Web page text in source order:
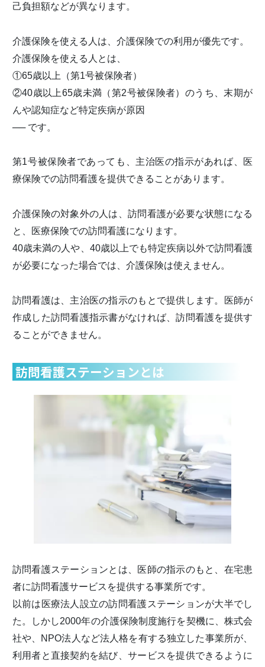
己負担額などが異なります。
介護保険を使える人は、介護保険での利用が優先です。
介護保険を使える人とは、
①65歳以上（第1号被保険者）
②40歳以上65歳未満（第2号被保険者）のうち、末期が
んや認知症など特定疾病が原因
── です。
第1号被保険者であっても、主治医の指示があれば、医
療保険での訪問看護を提供できることがあります。
介護保険の対象外の人は、訪問看護が必要な状態になる
と、医療保険での訪問看護になります。
40歳未満の人や、40歳以上でも特定疾病以外で訪問看護
が必要になった場合では、介護保険は使えません。
訪問看護は、主治医の指示のもとで提供します。医師が
作成した訪問看護指示書がなければ、訪問看護を提供す
ることができません。
訪問看護ステーションとは
訪問看護ステーションとは、医師の指示のもと、在宅患
者に訪問看護サービスを提供する事業所です。
以前は医療法人設立の訪問看護ステーションが大半でし
た。しかし2000年の介護保険制度施行を契機に、株式会
社や、NPO法人など法人格を有する独立した事業所が、
利用者と直接契約を結び、サービスを提供できるように